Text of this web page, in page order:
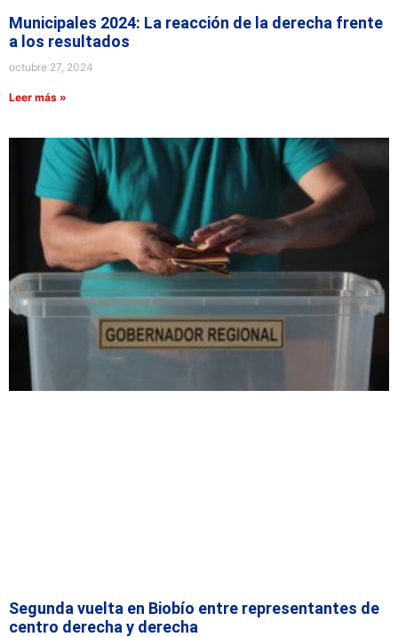
Municipales 2024: La reacción de la derecha frente
a los resultados
octubre 27, 2024
Leer más »
Segunda vuelta en Biobío entre representantes de
centro derecha y derecha